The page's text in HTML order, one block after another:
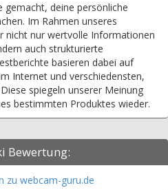
gemacht, deine persönliche
Im Rahmen unseres
nicht nur wertvolle Informationen
auch strukturierte
basieren dabei auf
Internet und verschiedensten,
spiegeln unserer Meinung
bestimmten Produktes wieder.
Bewertung: